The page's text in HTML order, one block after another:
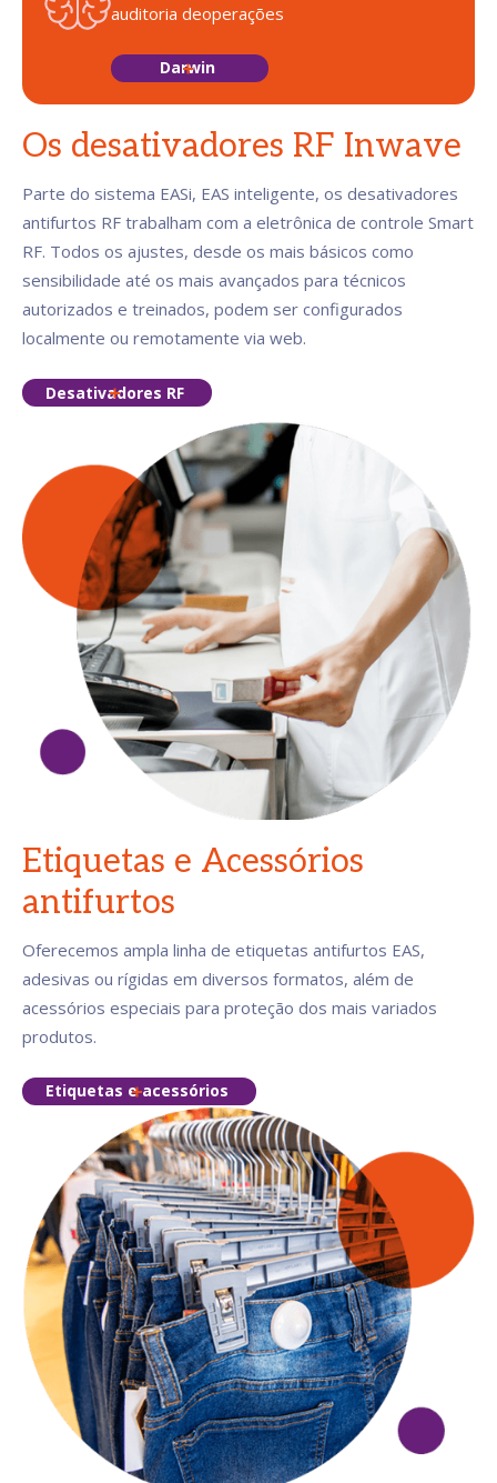
auditoria deoperações
Darwin
Os desativadores RF Inwave
Parte do sistema EASi, EAS inteligente, os desativadores
antifurtos RF trabalham com a eletrônica de controle Smart
RF. Todos os ajustes, desde os mais básicos como
sensibilidade até os mais avançados para técnicos
autorizados e treinados, podem ser configurados
localmente ou remotamente via web.
Desativadores RF
Etiquetas e Acessórios
antifurtos
Oferecemos ampla linha de etiquetas antifurtos EAS,
adesivas ou rígidas em diversos formatos, além de
acessórios especiais para proteção dos mais variados
produtos.
Etiquetas e acessórios